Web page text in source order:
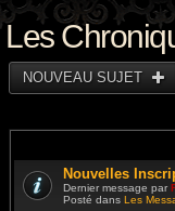
Les
NOUVEAU SUJET
Nouvelles
Dernier message par
Posté dans Les